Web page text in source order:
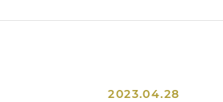
2023.04.28